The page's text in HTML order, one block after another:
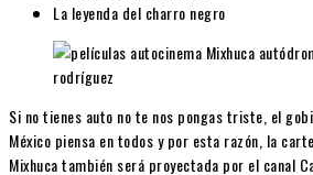
La leyenda del charro negro
Si no tienes auto no te nos pongas triste, el
México piensa en todos y por esta razón, la
Mixhuca también será proyectada por el canal